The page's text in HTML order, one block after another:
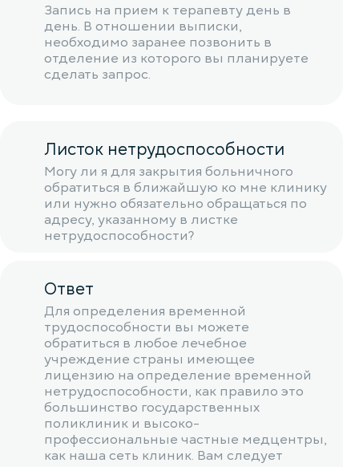
Запись на прием к терапевту день в
день. В отношении выписки,
необходимо заранее позвонить в
отделение из которого вы планируете
сделать запрос.
Листок нетрудоспособности
Могу ли я для закрытия больничного
обратиться в ближайшую ко мне клинику
или нужно обязательно обращаться по
адресу, указанному в листке
нетрудоспособности?
Ответ
Для определения временной
трудоспособности вы можете
обратиться в любое лечебное
учреждение страны имеющее
лицензию на определение временной
нетрудоспособности, как правило это
большинство государственных
поликлиник и высоко-
профессиональные частные медцентры,
как наша сеть клиник. Вам следует